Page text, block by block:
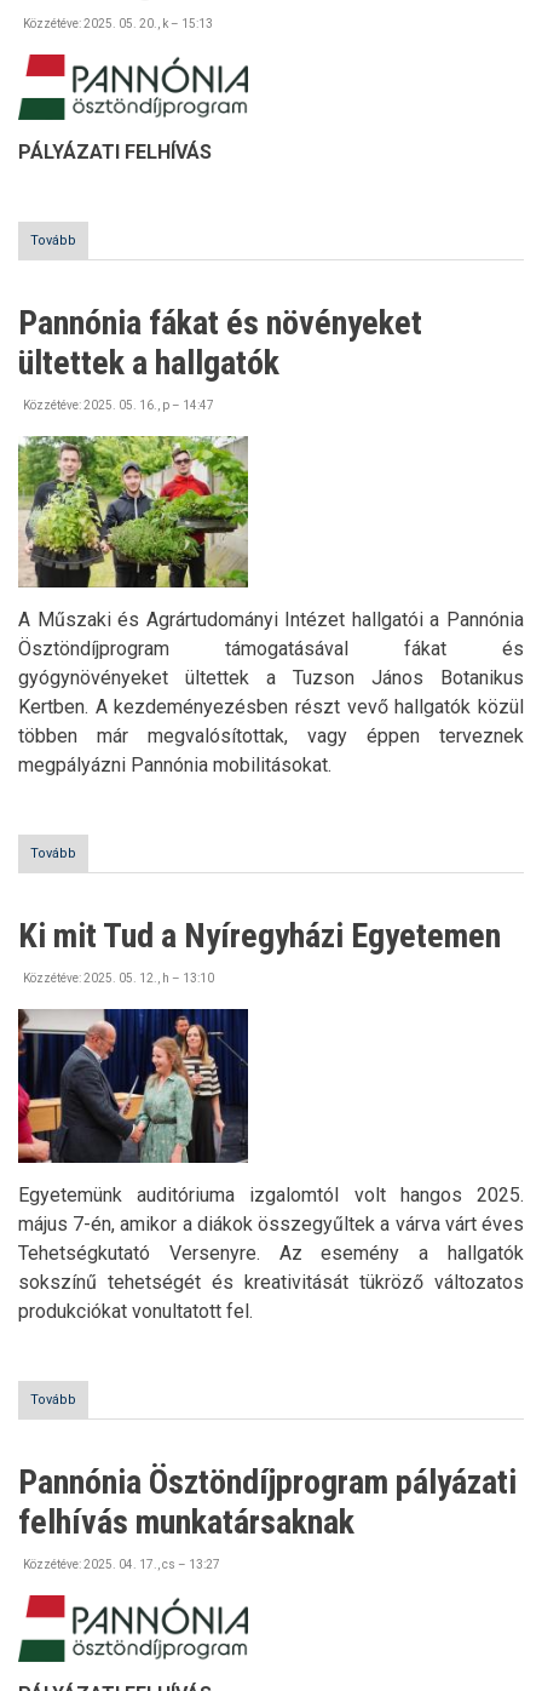
Közzétéve:2025. 05. 20., k – 15:13
PÁLYÁZATI FELHÍVÁS
Tovább
Ösztöndíjprogramra
a
pályázási
Pannónia fákat és növényeket
ültettek a hallgatók
Közzétéve:2025. 05. 16., p – 14:47
A Műszaki és Agrártudományi Intézet hallgatói a Pannónia
Ösztöndíjprogram támogatásával fákat és
gyógynövényeket ültettek a Tuzson János Botanikus
Kertben. A kezdeményezésben részt vevő hallgatók közül
többen már megvalósítottak, vagy éppen terveznek
megpályázni Pannónia mobilitásokat.
Tovább
fákat
ültettek
hallgatók)
Ki mit Tud a Nyíregyházi Egyetemen
Közzétéve:2025. 05. 12., h – 13:10
Egyetemünk auditóriuma izgalomtól volt hangos 2025.
május 7-én, amikor a diákok összegyűltek a várva várt éves
Tehetségkutató Versenyre. Az esemény a hallgatók
sokszínű tehetségét és kreativitását tükröző változatos
produkciókat vonultatott fel.
Tovább
mit
Nyíregyházi
Pannónia Ösztöndíjprogram pályázati
felhívás munkatársaknak
Közzétéve:2025. 04. 17., cs – 13:27